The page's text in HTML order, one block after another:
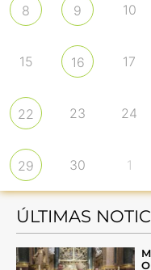
8 9 10
15 16 17
22 23 24
29 30 1
ÚLTIMAS